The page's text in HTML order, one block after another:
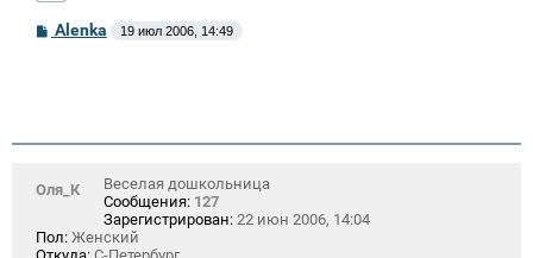
С
о
и
Alenka 19 июл 2006, 14:49
Оля_К
Веселая дошкольница
Сообщения: 127
Зарегистрирован: 22 июн 2006, 14:04
Пол: Женский